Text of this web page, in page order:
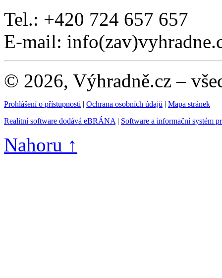
Tel.: +420 724 657 657
E-mail:
© 2026, Výhradně.cz –
Prohlášení o přístupnosti | Ochrana osobních údajů | Mapa stránek
Realitní software dodává eBRÁNA | Software a informační systém
Nahoru ↑